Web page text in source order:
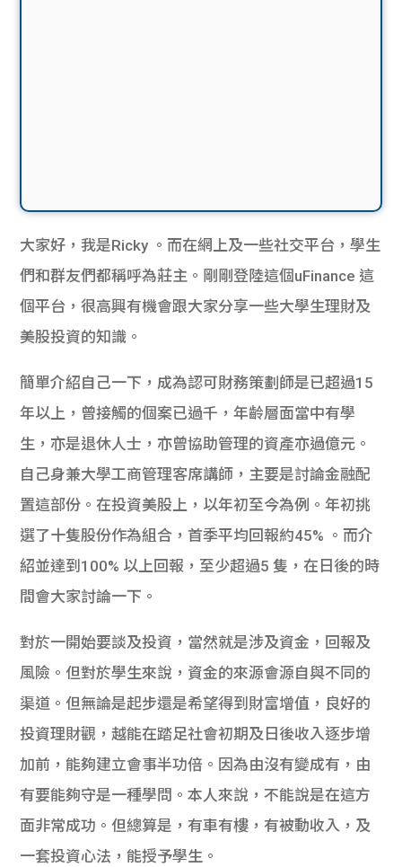
大家好，我是Ricky 。而在網上及一些社交平台，學生
們和群友們都稱呼為莊主。 剛剛登陸這個uFinance 這
個平台，很高興有機會跟大家分享一些大學生理財及
美股投資的知識。
簡單介紹自己一下，成為認可財務策劃師是已超過15
年以上， 曾接觸的個案已過千，年齡層面當中有學
生，亦是退休人士， 亦曾協助管理的資產亦過億元。
自己身兼大學工商管理客席講師， 主要是討論金融配
置這部份。在投資美股上，以年初至今為例。年初挑
選了十隻股份作為組合，首季平均回報約45% 。 而介
紹並達到100% 以上回報，至少超過5 隻， 在日後的時
間會大家討論一下。
對於一開始要談及投資，當然就是涉及資金，回報及
風險。但對於學生來說，資金的來源會源自與不同的
渠道。但無論是起步還是希望得到財富增值，良好的
投資理財觀，越能在踏足社會初期及日後收入逐步增
加前，能夠建立會事半功倍。 因為由沒有變成有，由
有要能夠守是一種學問。本人來說，不能說是在這方
面非常成功。但總算是，有車有樓，有被動收入，及
一套投資心法，能授予學生。